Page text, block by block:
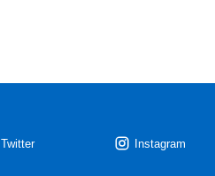
Twitter
Instagram